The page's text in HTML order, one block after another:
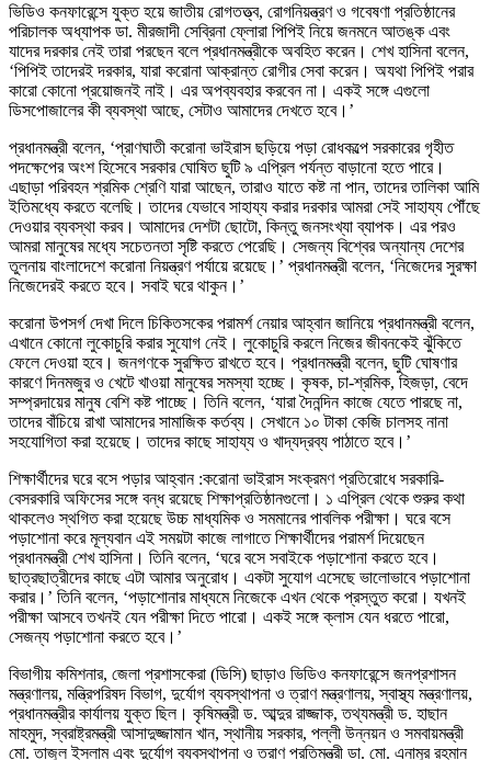
ভিডিও কনফারেন্সে যুক্ত হয়ে জাতীয় রোগতত্ত্ব, রোগনিয়ন্ত্রণ ও গবেষণা প্রতিষ্ঠানের
পরিচালক অধ্যাপক ডা. মীরজাদী সেব্রিনা ফ্লোরা পিপিই নিয়ে জনমনে আতঙ্ক এবং
যাদের দরকার নেই তারা পরছেন বলে প্রধানমন্ত্রীকে অবহিত করেন। শেখ হাসিনা বলেন,
‘পিপিই তাদেরই দরকার, যারা করোনা আক্রান্ত রোগীর সেবা করেন। অযথা পিপিই পরার
কারো কোনো প্রয়োজনই নাই। এর অপব্যবহার করবেন না। একই সঙ্গে এগুলো
ডিসপোজালের কী ব্যবস্থা আছে, সেটাও আমাদের দেখতে হবে।’
প্রধানমন্ত্রী বলেন, ‘প্রাণঘাতী করোনা ভাইরাস ছড়িয়ে পড়া রোধকল্পে সরকারের গৃহীত
পদক্ষেপের অংশ হিসেবে সরকার ঘোষিত ছুটি ৯ এপ্রিল পর্যন্ত বাড়ানো হতে পারে।
এছাড়া পরিবহন শ্রমিক শ্রেণি যারা আছেন, তারাও যাতে কষ্ট না পান, তাদের তালিকা আমি
ইতিমধ্যে করতে বলেছি। তাদের যেভাবে সাহায্য করার দরকার আমরা সেই সাহায্য পৌঁছে
দেওয়ার ব্যবস্থা করব। আমাদের দেশটা ছোটো, কিন্তু জনসংখ্যা ব্যাপক। এর পরও
আমরা মানুষের মধ্যে সচেতনতা সৃষ্টি করতে পেরেছি। সেজন্য বিশ্বের অন্যান্য দেশের
তুলনায় বাংলাদেশে করোনা নিয়ন্ত্রণ পর্যায়ে রয়েছে।’ প্রধানমন্ত্রী বলেন, ‘নিজেদের সুরক্ষা
নিজেদেরই করতে হবে। সবাই ঘরে থাকুন।’
করোনা উপসর্গ দেখা দিলে চিকিতসকের পরামর্শ নেয়ার আহ্বান জানিয়ে প্রধানমন্ত্রী বলেন,
এখানে কোনো লুকোচুরি করার সুযোগ নেই। লুকোচুরি করলে নিজের জীবনকেই ঝুঁকিতে
ফেলে দেওয়া হবে। জনগণকে সুরক্ষিত রাখতে হবে। প্রধানমন্ত্রী বলেন, ছুটি ঘোষণার
কারণে দিনমজুর ও খেটে খাওয়া মানুষের সমস্যা হচ্ছে। কৃষক, চা-শ্রমিক, হিজড়া, বেদে
সম্প্রদায়ের মানুষ বেশি কষ্ট পাচ্ছে। তিনি বলেন, ‘যারা দৈনন্দিন কাজে যেতে পারছে না,
তাদের বাঁচিয়ে রাখা আমাদের সামাজিক কর্তব্য। সেখানে ১০ টাকা কেজি চালসহ নানা
সহযোগিতা করা হয়েছে। তাদের কাছে সাহায্য ও খাদ্যদ্রব্য পাঠাতে হবে।’
শিক্ষার্থীদের ঘরে বসে পড়ার আহ্বান :করোনা ভাইরাস সংক্রমণ প্রতিরোধে সরকারি-
বেসরকারি অফিসের সঙ্গে বন্ধ রয়েছে শিক্ষাপ্রতিষ্ঠানগুলো। ১ এপ্রিল থেকে শুরুর কথা
থাকলেও স্থগিত করা হয়েছে উচ্চ মাধ্যমিক ও সমমানের পাবলিক পরীক্ষা। ঘরে বসে
পড়াশোনা করে মূল্যবান এই সময়টা কাজে লাগাতে শিক্ষার্থীদের পরামর্শ দিয়েছেন
প্রধানমন্ত্রী শেখ হাসিনা। তিনি বলেন, ‘ঘরে বসে সবাইকে পড়াশোনা করতে হবে।
ছাত্রছাত্রীদের কাছে এটা আমার অনুরোধ। একটা সুযোগ এসেছে ভালোভাবে পড়াশোনা
করার।’ তিনি বলেন, ‘পড়াশোনার মাধ্যমে নিজেকে এখন থেকে প্রস্তুত করো। যখনই
পরীক্ষা আসবে তখনই যেন পরীক্ষা দিতে পারো। একই সঙ্গে ক্লাস যেন ধরতে পারো,
সেজন্য পড়াশোনা করতে হবে।’
বিভাগীয় কমিশনার, জেলা প্রশাসকেরা (ডিসি) ছাড়াও ভিডিও কনফারেন্সে জনপ্রশাসন
মন্ত্রণালয়, মন্ত্রিপরিষদ বিভাগ, দুর্যোগ ব্যবস্থাপনা ও ত্রাণ মন্ত্রণালয়, স্বাস্থ্য মন্ত্রণালয়,
প্রধানমন্ত্রীর কার্যালয় যুক্ত ছিল। কৃষিমন্ত্রী ড. আব্দুর রাজ্জাক, তথ্যমন্ত্রী ড. হাছান
মাহমুদ, স্বরাষ্ট্রমন্ত্রী আসাদুজ্জামান খান, স্থানীয় সরকার, পল্লী উন্নয়ন ও সমবায়মন্ত্রী
মো. তাজুল ইসলাম এবং দুর্যোগ ব্যবস্থাপনা ও ত্রাণ প্রতিমন্ত্রী ডা. মো. এনামুর রহমান